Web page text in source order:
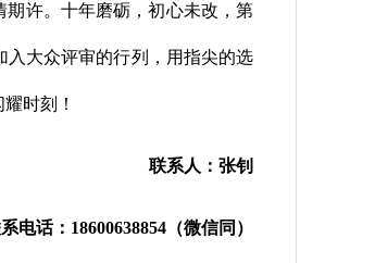
许。十年磨砺，初心未改，第
入大众评审的行列，用指尖的选
时刻！
联系人：张钊
电话：18600638854（微信同）